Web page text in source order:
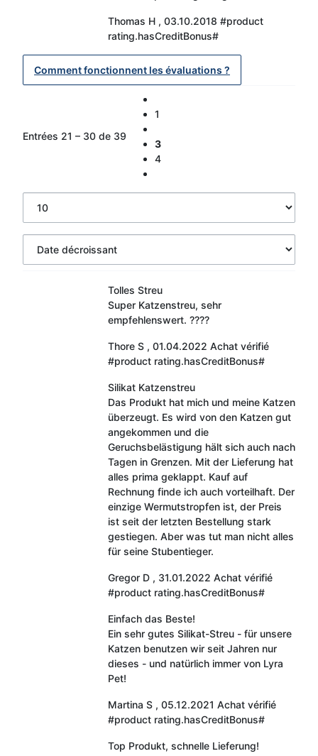
Thomas H , 03.10.2018 #product
rating.hasCreditBonus#
Comment fonctionnent les évaluations ?
Entrées 21 – 30 de 39
1
3
4
Tolles Streu
Super Katzenstreu, sehr
empfehlenswert. ????
Thore S , 01.04.2022 Achat vérifié
#product rating.hasCreditBonus#
Silikat Katzenstreu
Das Produkt hat mich und meine Katzen
überzeugt. Es wird von den Katzen gut
angekommen und die
Geruchsbelästigung hält sich auch nach
Tagen in Grenzen. Mit der Lieferung hat
alles prima geklappt. Kauf auf
Rechnung finde ich auch vorteilhaft. Der
einzige Wermutstropfen ist, der Preis
ist seit der letzten Bestellung stark
gestiegen. Aber was tut man nicht alles
für seine Stubentieger.
Gregor D , 31.01.2022 Achat vérifié
#product rating.hasCreditBonus#
Einfach das Beste!
Ein sehr gutes Silikat-Streu - für unsere
Katzen benutzen wir seit Jahren nur
dieses - und natürlich immer von Lyra
Pet!
Martina S , 05.12.2021 Achat vérifié
#product rating.hasCreditBonus#
Top Produkt, schnelle Lieferung!